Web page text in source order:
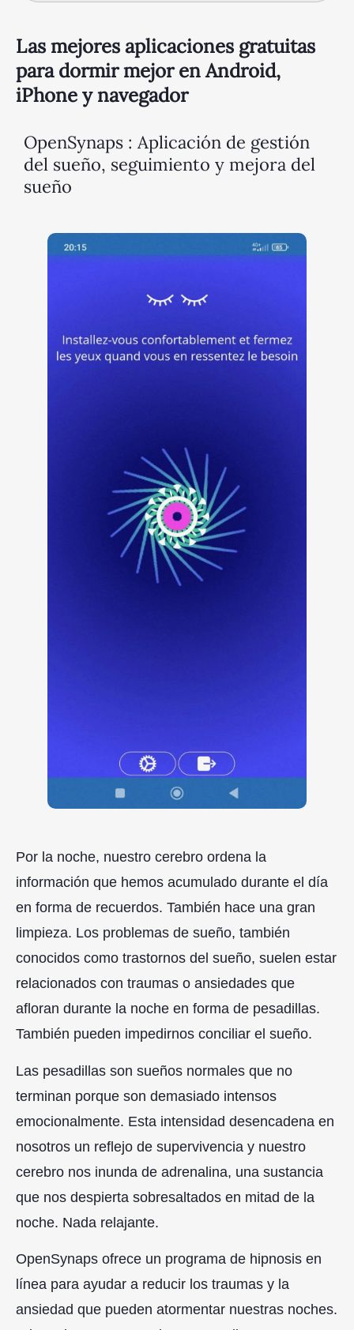
Las mejores aplicaciones gratuitas
para dormir mejor en Android,
iPhone y navegador
OpenSynaps : Aplicación de gestión
del sueño, seguimiento y mejora del
sueño
Por la noche, nuestro cerebro ordena la
información que hemos acumulado durante el día
en forma de recuerdos. También hace una gran
limpieza. Los problemas de sueño, también
conocidos como trastornos del sueño, suelen estar
relacionados con traumas o ansiedades que
afloran durante la noche en forma de pesadillas.
También pueden impedirnos conciliar el sueño.
Las pesadillas son sueños normales que no
terminan porque son demasiado intensos
emocionalmente. Esta intensidad desencadena en
nosotros un reflejo de supervivencia y nuestro
cerebro nos inunda de adrenalina, una sustancia
que nos despierta sobresaltados en mitad de la
noche. Nada relajante.
OpenSynaps ofrece un programa de hipnosis en
línea para ayudar a reducir los traumas y la
ansiedad que pueden atormentar nuestras noches.